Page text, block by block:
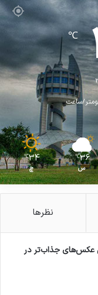
℃
36
℃
س
34
℃
چ
نظرها
عکس‌های جذاب‌تر در